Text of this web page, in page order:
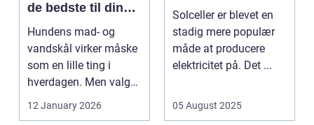
de bedste til din
hund
Hundens mad- og
vandskål virker måske
som en lille ting i
hverdagen. Men valg
af sk&arin...
12 January 2026
Solceller er blevet en
stadig mere populær
måde at producere
elektricitet på. Det ...
05 August 2025